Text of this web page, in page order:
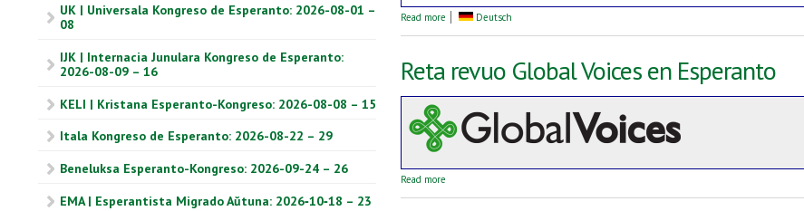
UK | Universala Kongreso de Esperanto: 2026-08-01 –
08
IJK | Internacia Junulara Kongreso de Esperanto:
2026-08-09 – 16
KELI | Kristana Esperanto-Kongreso: 2026-08-08 – 15
Itala Kongreso de Esperanto: 2026-08-22 – 29
Beneluksa Esperanto-Kongreso: 2026-09-24 – 26
EMA | Esperantista Migrado Aŭtuna: 2026‑10‑18 – 23
Read more about Deklaro de Germana Esperanto-Asocio
Deutsch
Reta revuo Global Voices en Esperanto
Read more